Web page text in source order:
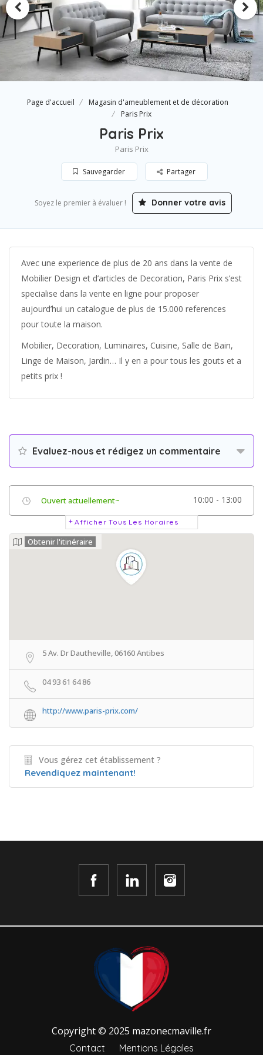
Page d'accueil
Magasin d'ameublement et de décoration
Paris Prix
Paris Prix
Paris Prix
Sauvegarder Partager
Soyez le premier à évaluer ! Donner votre avis
Avec une experience de plus de 20 ans dans la vente de
Mobilier Design et d’articles de Decoration, Paris Prix s’est
specialise dans la vente en ligne pour proposer
aujourd’hui un catalogue de plus de 15.000 references
pour toute la maison.
Mobilier, Decoration, Luminaires, Cuisine, Salle de Bain,
Linge de Maison, Jardin… Il y en a pour tous les gouts et a
petits prix !
Evaluez-nous et rédigez un commentaire
Ouvert actuellement~ 10:00 - 13:00
Afficher Tous Les Horaires
Obtenir l'itinéraire
5 Av. Dr Dautheville, 06160 Antibes
04 93 61 64 86
http://www.paris-prix.com/
Vous gérez cet établissement ?
Revendiquez maintenant!
Copyright © 2025 mazonecmaville.fr
Contact Mentions Légales